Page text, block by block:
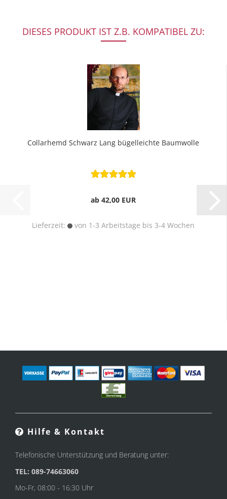
DIESES PRODUKT IST Z.B. KOMPATIBEL ZU:
Collarhemd Schwarz Lang bügelleichte Baumwolle
ab 42,00 EUR
Lieferzeit: von 1-3 Arbeitstage bis 3-4 Wochen
Hilfe & Kontakt
Telefonische Unterstützung und Beratung unter:
TEL: 089-74663060
Mo-Fr, 08:00 - 16:30 Uhr